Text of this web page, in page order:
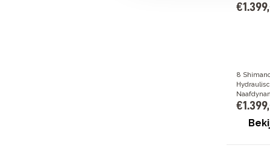
€1 .399,
8
€1 .399,